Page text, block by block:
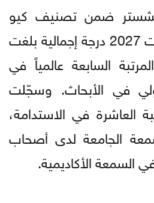
ضمن تصنيف كيو
إس العالمي للجامعات 2027 درجة إجمالية بلغت
السابعة عالمياً في
في الأبحاث. وسجّلت
العاشرة في الاستدامة،
28 في سمعة الجامعة لدى أصحاب